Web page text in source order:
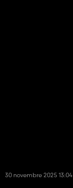
30 novembre 2025 13:04